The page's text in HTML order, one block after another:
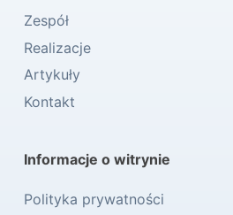
Zespół
Realizacje
Artykuły
Kontakt
Informacje o witrynie
Polityka prywatności